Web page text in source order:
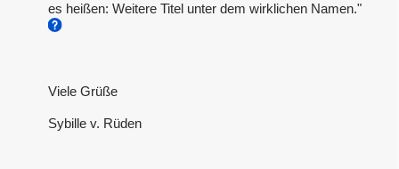
es heißen: Weitere Titel unter dem wirklichen Namen."
Viele Grüße
Sybille v. Rüden